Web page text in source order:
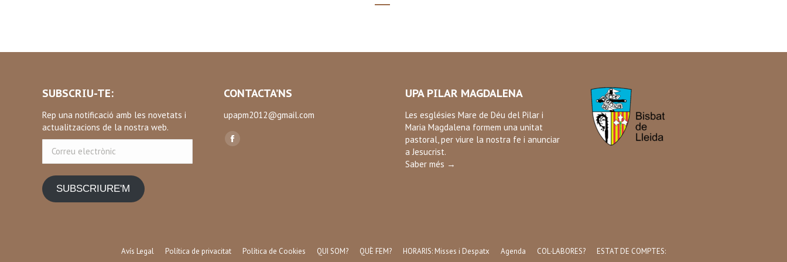
SUBSCRIU-TE:
Rep una notificació amb les novetats i
actualitzacions de la nostra web.
electrònic
SUBSCRIURE'M
CONTACTA’NS
upapm2012@gmail.com
Find us on:
Facebook
UPA PILAR MAGDALENA
Les esglésies Mare de Déu del Pilar i
Maria Magdalena formem una unitat
pastoral, per viure la nostra fe i anunciar
a Jesucrist.
Saber més →
Avís Legal Política de privacitat Política de Cookies QUI SOM? QUÈ FEM? HORARIS: Misses i Despatx Agenda COL·LABORES? ESTAT DE COMPTES: